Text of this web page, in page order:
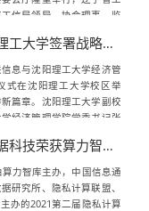
信局领导，协会理事、监
企业”，曹玉学...
辽联信息与沈阳理工大学签署战略合作协议
息与沈阳理工大学经济管
式在沈阳理工大学校区举
篇章。沈阳理工大学副校
经济管理学院党委书记张
理工大学经济管理学...辽联（北京）数据科技荣获算力智库“2020最具潜力的新锐数据智能企业”奖项——共话隐私计算未来趋势
力智库主办，中国信息通
研究所、隐私计算联盟、
办的2021第二届隐私计算